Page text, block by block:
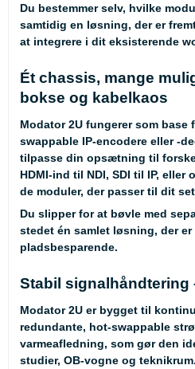
Du bestemmer selv, hvilke
samtidig en løsning, der er
at integrere i dit eksisterende
Ét chassis, mange
bokse og kabelkaos
Modator 2U fungerer som base
swappable IP-encodere eller -
tilpasse din opsætning til
HDMI-ind til NDI, SDI til IP,
de moduler, der passer til dit
Du slipper for at bøvle med
stedet én samlet løsning, der
pladsbesparende.
Stabil signalhåndtering
Modator 2U er bygget til
redundante, hot-swappable
varmeafledning, som gør den
studier, OB-vogne og teknikrum.